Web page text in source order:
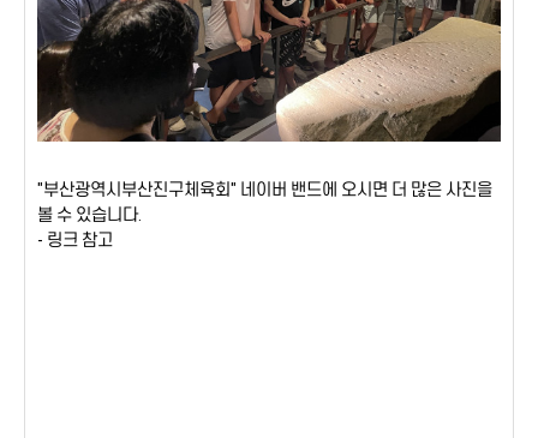
"부산광역시부산진구체육회" 네이버 밴드에 오시면 더 많은 사진을
볼 수 있습니다.
- 링크 참고